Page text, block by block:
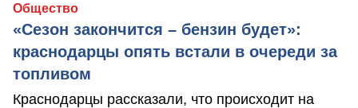
Общество
«Сезон закончится – бензин будет»:
краснодарцы опять встали в очереди за
топливом
Краснодарцы рассказали, что происходит на